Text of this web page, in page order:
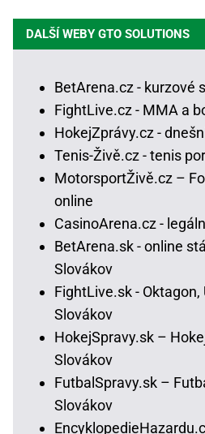
DALŠÍ WEBY GTO SOLUTIONS
BetArena.cz - kurzové
FightLive.cz - MMA a
HokejZprávy.cz -
Tenis-Živě.cz - tenis
MotorsportŽivě.cz –
online
CasinoArena.cz -
BetArena.sk - online
Slovákov
FightLive.sk - Oktagon,
Slovákov
HokejSpravy.sk –
Slovákov
FutbalSpravy.sk –
Slovákov